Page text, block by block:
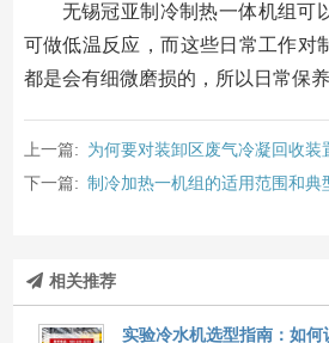
无锡冠亚制冷制热一体机组可
可做低温反应，而这些日常工作对
都是会有细微磨损的，所以日常保
上一篇: 为何要对装卸区废气冷凝回收装
下一篇: 制冷加热一机组的适用范围和典
相关推荐
实验冷水机选型指南：如何